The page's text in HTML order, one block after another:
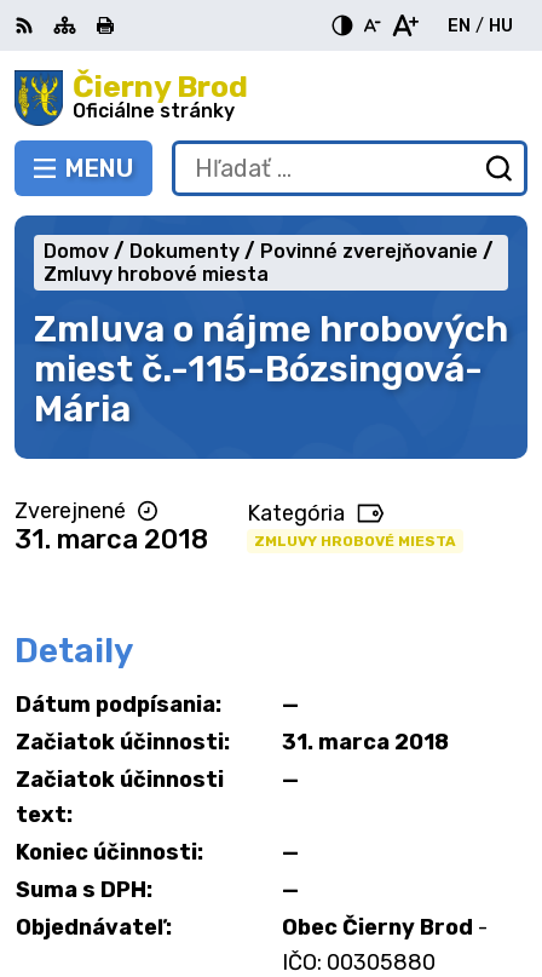
Preskočiť
na
obsah Čierny Brod
Oficiálne stránky
PREPNÚŤ
MENU
RSS MapaTlačiť
EN
English
/ HU
Hľadať:
Zmluva o nájme hrobových
miest č.-115-Bózsingová-
Mária
Domov Dokumenty
Povinné zverejňovanie
Zmluvy hrobové miesta
Zverejnené
31. marca 2018
Kategória
ZMLUVY HROBOVÉ MIESTA
Detaily
Dátum podpísania:
—
Začiatok účinnosti:
31. marca 2018
Začiatok účinnosti
text:
—
Koniec účinnosti:
—
Suma s DPH:
—
Objednávateľ:
Obec Čierny Brod -
IČO: 00305880